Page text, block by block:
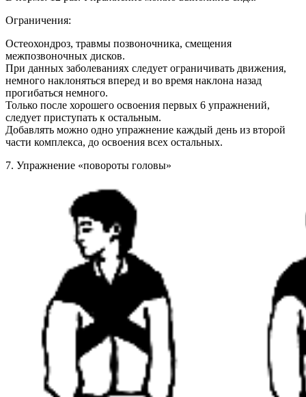
Ограничения:
Остеохондроз, травмы позвоночника, смещения
межпозвоночных дисков.
При данных заболеваниях следует ограничивать движения,
немного наклоняться вперед и во время наклона назад
прогибаться немного.
Только после хорошего освоения первых 6 упражнений,
следует приступать к остальным.
Добавлять можно одно упражнение каждый день из второй
части комплекса, до освоения всех остальных.
7. Упражнение «повороты головы»